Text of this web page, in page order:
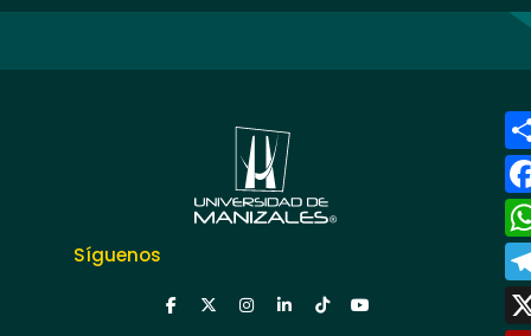
Síguenos